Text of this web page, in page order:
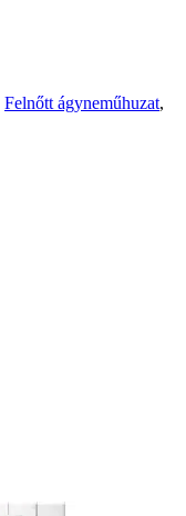
Felnőtt ágyneműhuzat,